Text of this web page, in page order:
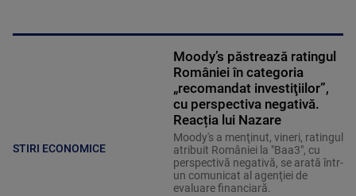
STIRI ECONOMICE
Moody’s păstrează ratingul
României în categoria
„recomandat investiţiilor”,
cu perspectiva negativă.
Reacția lui Nazare
Moody's a menţinut, vineri, ratingul
atribuit României la "Baa3", cu
perspectivă negativă, se arată într-
un comunicat al agenţiei de
evaluare financiară.